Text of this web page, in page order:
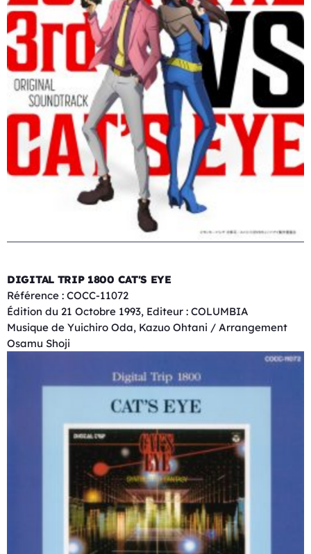
DIGITAL TRIP 1800 CAT'S EYE
Référence : COCC-11072
Édition du 21 Octobre 1993, Editeur : COLUMBIA
Musique de Yuichiro Oda, Kazuo Ohtani / Arrangement
Osamu Shoji